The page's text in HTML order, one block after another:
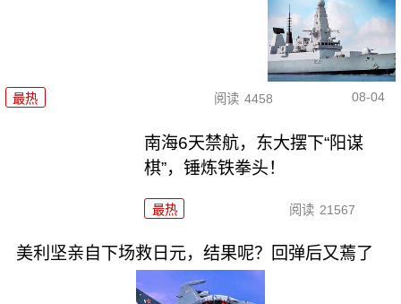
最热 阅读 4458 08-04
南海6天禁航，东大摆下“阳谋
棋”，锤炼铁拳头！
最热 阅读 21567
美利坚亲自下场救日元，结果呢？回弹后又蔫了